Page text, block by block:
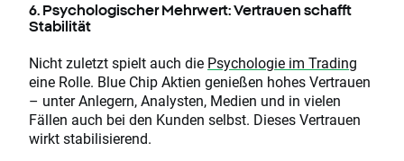
6. Psychologischer Mehrwert: Vertrauen schafft
Stabilität
Nicht zuletzt spielt auch die Psychologie im Trading
eine Rolle. Blue Chip Aktien genießen hohes Vertrauen
– unter Anlegern, Analysten, Medien und in vielen
Fällen auch bei den Kunden selbst. Dieses Vertrauen
wirkt stabilisierend.